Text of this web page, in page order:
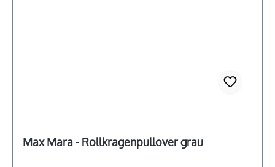
Max Mara - Rollkragenpullover grau